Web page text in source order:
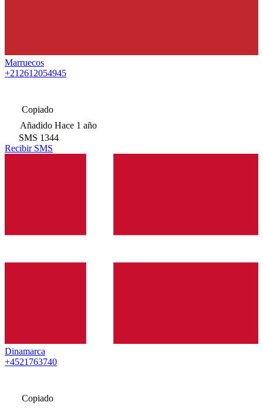
Marruecos
+212612054945
Copiado
Añadido Hace 1 año
SMS 1344
Recibir SMS
Dinamarca
+4521763740
Copiado